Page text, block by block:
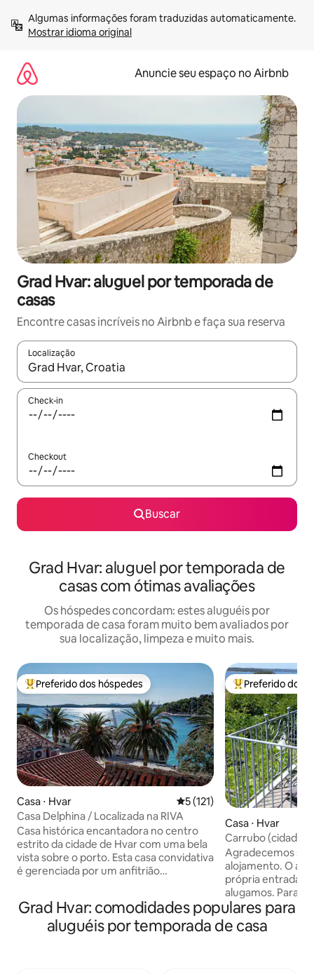
para
Mostrar idioma original
Anuncie seu espaço no Airbnb
Grad Hvar: aluguel por temporada de
casas
Encontre casas incríveis no Airbnb e faça sua reserva
Localização
Quando os resultados estiverem disponíveis, explore-os
Check-in
Checkout
Buscar
Grad Hvar: aluguel por temporada de
casas com ótimas avaliações
Os hóspedes concordam: estes aluguéis por
temporada de casa foram muito bem avaliados por
sua localização, limpeza e muito mais.
Entre os melhores preferidos dos hóspedes
Preferido dos hóspedes
Casa ⋅ Hvar 5 de uma avaliação média
5 (121)
Casa Delphina / Localizada na RIVA
Casa histórica encantadora no centro
estrito da cidade de Hvar com uma bela
vista sobre o porto. Esta casa convidativa
é gerenciada por um anfitrião
dos hóspedes. Você pode ter certeza de
que quaisquer preocupações ou pedidos
serão prontamente atendidos, tornando
Entre os
Preferido dos
Casa ⋅ Hvar
Carrubo (cidade
Agradecemos
alojamento. O apartamento tem sua
própria entrada e
alugamos. Para tornar a sua estadia o
mais confortável
aplicamos todas
de limpeza e
Grad Hvar: comodidades populares para
aluguéis por temporada de casa